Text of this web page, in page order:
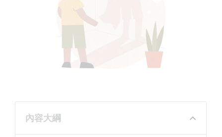
內容大綱